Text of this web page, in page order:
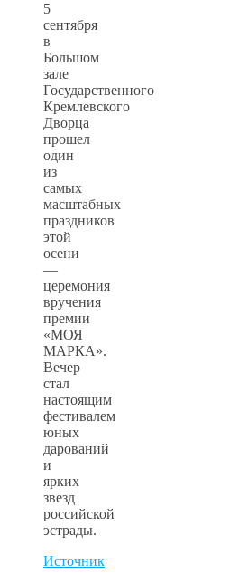
5
сентября
в
Большом
зале
Государственного
Кремлевского
Дворца
прошел
один
из
самых
масштабных
праздников
этой
осени
—
церемония
вручения
премии
«МОЯ
МАРКА».
Вечер
стал
настоящим
фестивалем
юных
дарований
и
ярких
звезд
российской
эстрады.
Источник